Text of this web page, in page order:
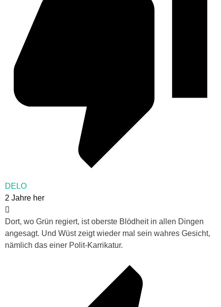
DELO
2 Jahre her
Dort, wo Grün regiert, ist oberste Blödheit in allen Dingen
angesagt. Und Wüst zeigt wieder mal sein wahres Gesicht,
nämlich das einer Polit-Karrikatur.